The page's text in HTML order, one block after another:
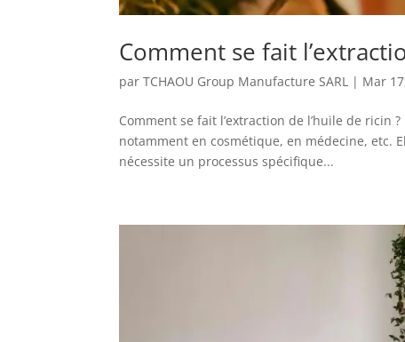
Comment se fait
parTCHAOU Group Manufacture SARL | Mar
Comment se fait l’extraction de l’huile de ricin
notamment en cosmétique, en médecine, etc.
nécessite un processus spécifique...